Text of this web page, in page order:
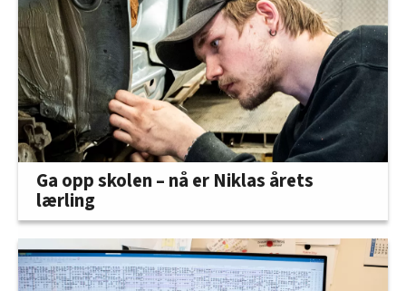
Ga opp skolen – nå er Niklas årets
lærling